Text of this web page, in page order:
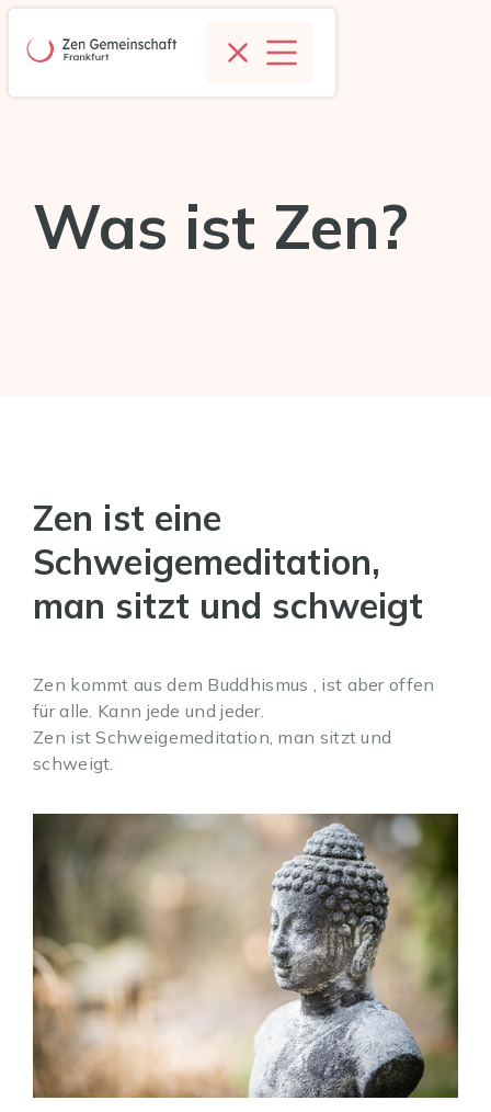
Was ist Zen?
Zen ist eine
Schweigemeditation,
man sitzt und schweigt
Zen kommt aus dem Buddhismus , ist aber offen
für alle. Kann jede und jeder.
Zen ist Schweigemeditation, man sitzt und
schweigt.